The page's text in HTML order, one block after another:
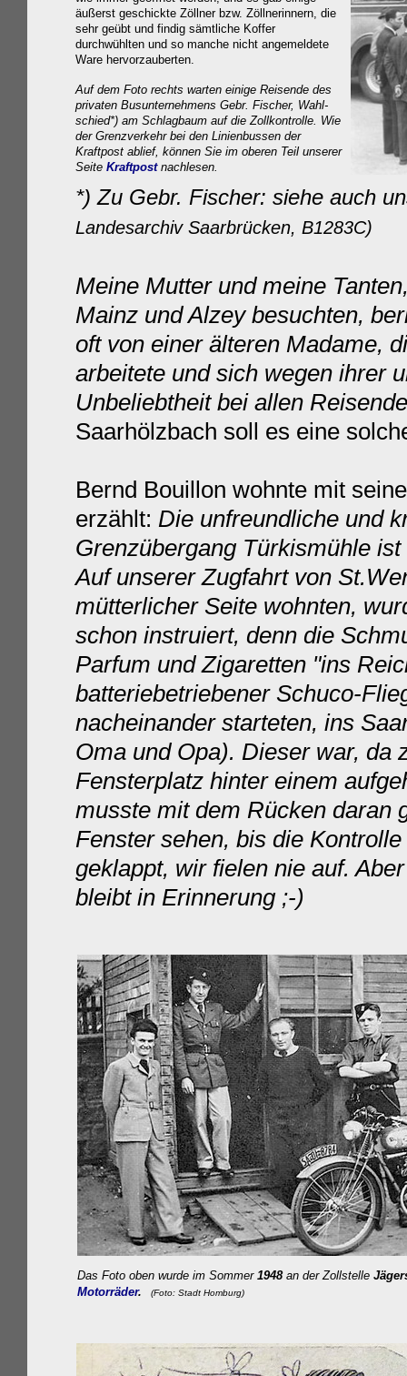
äußerst geschickte Zöllner bzw. Zöllnerinnern, die
sehr geübt und findig sämtliche Koffer
durchwühlten und so manche nicht angemeldete
Ware hervorzauberten.
Auf dem Foto rechts warten einige Reisende des
privaten Busunternehmens Gebr. Fischer, Wahl-
schied*) am Schlagbaum auf die Zollkontrolle. Wie
der Grenzverkehr bei den Linienbussen der
Kraftpost ablief, können Sie im oberen Teil unserer
Seite Kraftpostnachlesen.
*) Zu Gebr. Fischer: siehe auch
Landesarchiv Saarbrücken, B1283C)
Meine Mutter und meine
Mainz und Alzey besuchten,
oft von einer älteren Madame,
arbeitete und sich wegen ihrer
Unbeliebtheit bei allen
Saarhölzbach soll es eine
Bernd Bouillon wohnte mit
erzählt: Die unfreundliche und
Grenzübergang Türkismühle
Auf unserer Zugfahrt von
mütterlicher Seite wohnten,
schon instruiert, denn die
Parfum und Zigaretten "ins
batteriebetriebener Schuco-
nacheinander starteten, ins
Oma und Opa). Dieser war, da
Fensterplatz hinter einem
musste mit dem Rücken daran
Fenster sehen, bis die
geklappt, wir fielen nie auf.
bleibt in Erinnerung ;-)
Das Foto oben wurde im Sommer 1948an der Zollstelle
Motorräder. (Foto: Stadt Homburg)